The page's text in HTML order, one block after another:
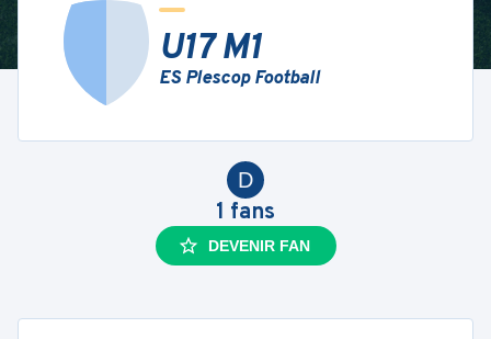
U17 M1
ES Plescop Football
D
1 fans
DEVENIR FAN